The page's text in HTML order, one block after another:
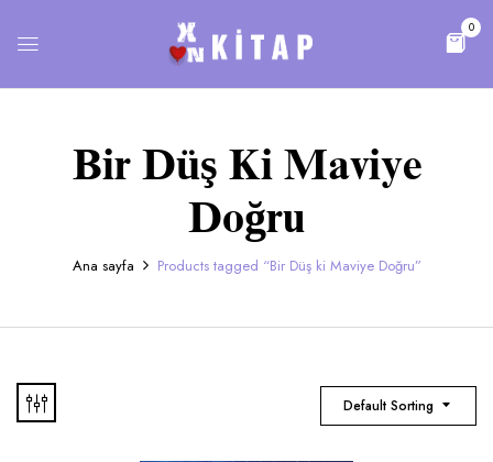
0
Bir Düş Ki Maviye
Doğru
Ana sayfa Products tagged “Bir Düş ki Maviye Doğru”
Default Sorting